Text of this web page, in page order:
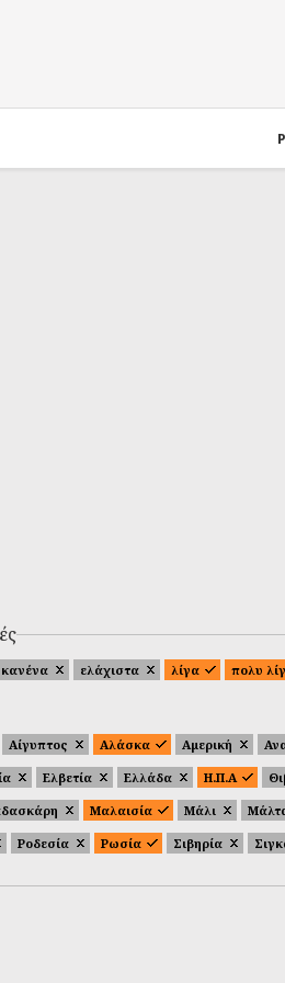
κανένα ελάχιστα λίγα πολυ
Αίγυπτος Αλάσκα Αμερική
Ελβετία Ελλάδα Η.Π.Α
Μαλαισία Μάλι
Ροδεσία Ρωσία Σιβηρία